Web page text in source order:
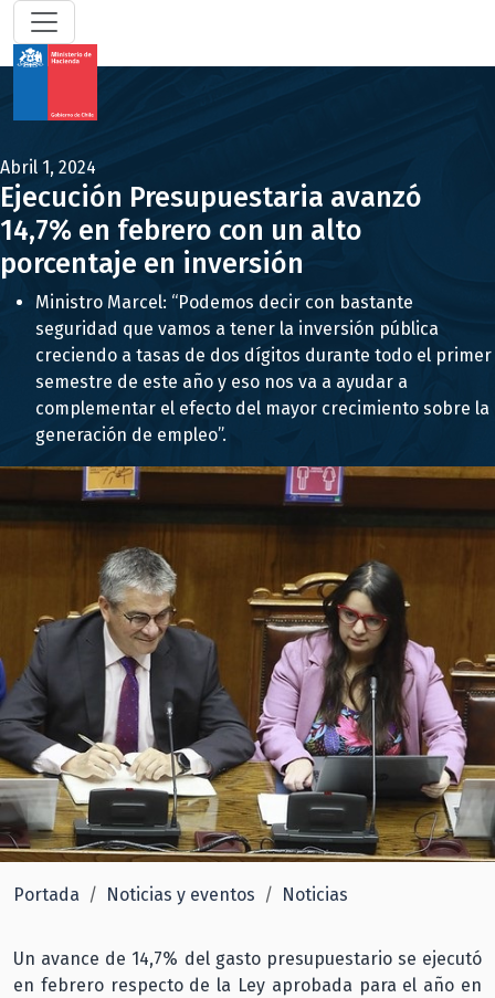
Abril 1, 2024
Ejecución Presupuestaria avanzó
14,7% en febrero con un alto
porcentaje en inversión
Ministro Marcel: “Podemos decir con bastante
seguridad que vamos a tener la inversión pública
creciendo a tasas de dos dígitos durante todo el primer
semestre de este año y eso nos va a ayudar a
complementar el efecto del mayor crecimiento sobre la
generación de empleo”.
Portada Noticias y eventos Noticias
Un avance de 14,7% del gasto presupuestario se ejecutó
en febrero respecto de la Ley aprobada para el año en